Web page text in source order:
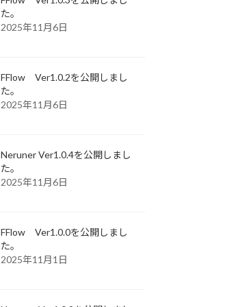
た。
2025年11月6日
FFlow Ver1.0.2を公開しまし
た。
2025年11月6日
Neruner Ver1.0.4を公開しまし
た。
2025年11月6日
FFlow Ver1.0.0を公開しまし
た。
2025年11月1日